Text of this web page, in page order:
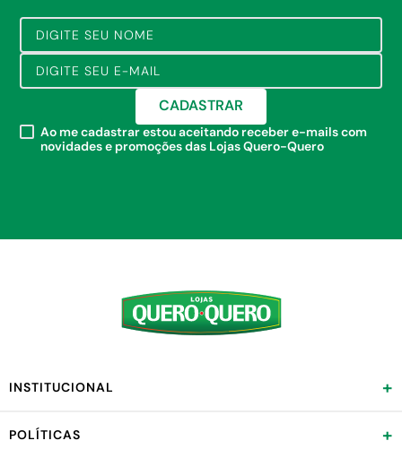
CADASTRAR
Ao me cadastrar estou aceitando receber e-mails com
novidades e promoções das Lojas Quero-Quero
INSTITUCIONAL +
POLÍTICAS +